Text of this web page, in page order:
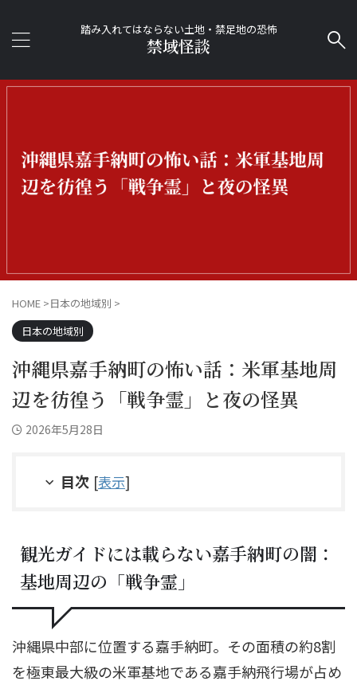
踏み入れてはならない土地・禁足地の恐怖
禁域怪談
HOME >日本の地域別 >
日本の地域別
沖縄県嘉手納町の怖い話：米軍基地周
辺を彷徨う「戦争霊」と夜の怪異
2026年5月28日
目次 [表示]
観光ガイドには載らない嘉手納町の闇：
基地周辺の「戦争霊」
沖縄県中部に位置する嘉手納町。その面積の約8割
を極東最大級の米軍基地である嘉手納飛行場が占め